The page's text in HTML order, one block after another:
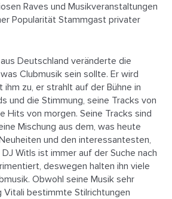
Raves und Musikveranstaltungen
Popularität Stammgast privater
Deutschland veränderte die
Clubmusik sein sollte. Er wird
zu, er strahlt auf der Bühne in
und die Stimmung, seine Tracks von
Hits von morgen. Seine Tracks sind
Mischung aus dem, was heute
und den interessantesten,
Witls ist immer auf der Suche nach
deswegen halten ihn viele
Obwohl seine Musik sehr
Vitali bestimmte Stilrichtungen